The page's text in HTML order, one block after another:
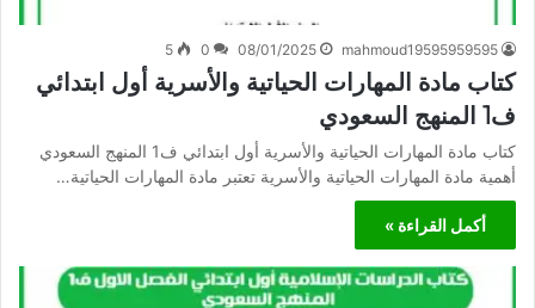
mahmoud19595959595
08/01/2025
0
5
كتاب مادة المهارات الحياتية والأسرية أول ابتدائي
ف1 المنهج السعودي
كتاب مادة المهارات الحياتية والأسرية أول ابتدائي ف1 المنهج السعودي
أهمية مادة المهارات الحياتية والأسرية تعتبر مادة المهارات الحياتية…
أكمل القراءة »